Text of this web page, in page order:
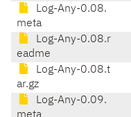
Log-Any-0.08.
meta
Log-Any-0.08.r
eadme
Log-Any-0.08.t
ar.gz
Log-Any-0.09.